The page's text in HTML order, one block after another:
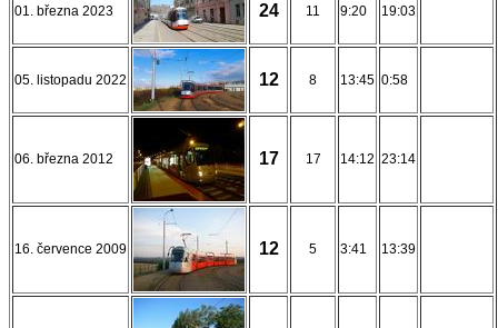
01. března 2023 24 11 9:20 19:03
05. listopadu 2022 12 8 13:45 0:58
06. března 2012 17 17 14:12 23:14
16. července 2009 12 5 3:41 13:39